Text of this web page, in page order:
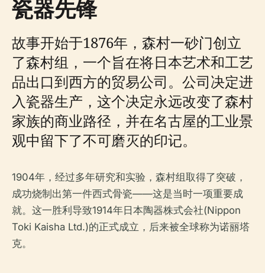
瓷器先锋
故事开始于1876年，森村一砂门创立
了森村组，一个旨在将日本艺术和工艺
品出口到西方的贸易公司。公司决定进
入瓷器生产，这个决定永远改变了森村
家族的商业路径，并在名古屋的工业景
观中留下了不可磨灭的印记。
1904年，经过多年研究和实验，森村组取得了突破，
成功烧制出第一件西式骨瓷——这是当时一项重要成
就。这一胜利导致1914年日本陶器株式会社(Nippon
Toki Kaisha Ltd.)的正式成立，后来被全球称为诺丽塔
克。